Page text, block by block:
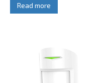
Read more